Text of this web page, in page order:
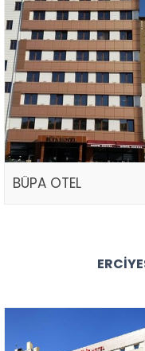
BÜPA OTEL